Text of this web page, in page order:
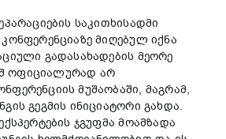
საკითხისადმი
მიღებულ იქნა
გადასახადების მეორე
ოფიციალურად არ
მუშაობაში, მაგრამ,
გეგმის ინიციატორი გახდა.
ჯგუფმა მოამზადა